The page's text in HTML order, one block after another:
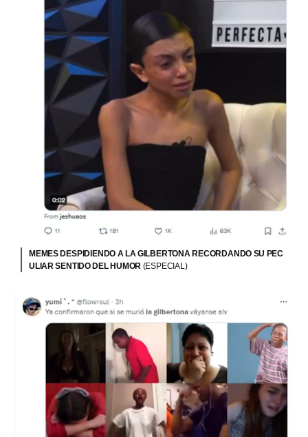
MEMES DESPIDIENDO A LA GILBERTONA RECORDANDO SU PEC
ULIAR SENTIDO DEL HUMOR (ESPECIAL)